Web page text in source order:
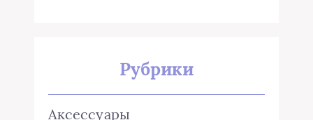
Рубрики
Аксессуары